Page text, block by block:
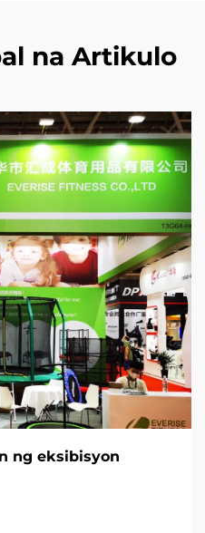
na Artikulo
ng eksibisyon